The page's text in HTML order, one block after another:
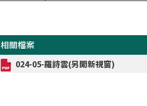
相關檔案
024-05-羅詩雲(另開新視窗)